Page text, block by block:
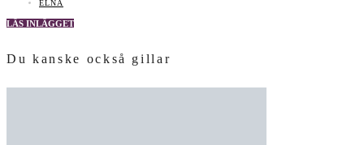
ELNA
LÄS INLÄGGET
Du kanske också gillar